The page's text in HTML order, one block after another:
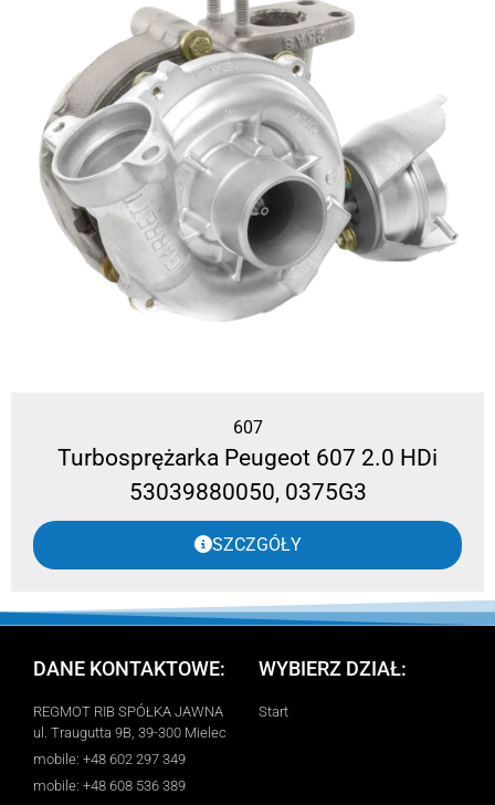
607
Turbosprężarka Peugeot 607 2.0 HDi
53039880050, 0375G3
SZCZGÓŁY
DANE KONTAKTOWE:
REGMOT RIB SPÓŁKA JAWNA
ul. Traugutta 9B, 39-300 Mielec
mobile: +48 602 297 349
mobile: +48 608 536 389
WYBIERZ DZIAŁ:
Start